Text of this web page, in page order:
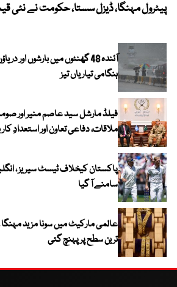
پیٹرول مہنگا، ڈیزل سستا، حکومت نے نئی
آئندہ 48 گھنٹوں میں بارشوں
ہنگامی تیاریاں تیز
فیلڈ مارشل سید عاصم منیر اور
ملاقات، دفاعی تعاون اور استعدادِ
سامنے آ گیا
ترین سطح پر پہنچ گئی